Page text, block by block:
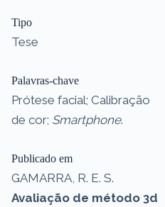
Tipo
Tese
Palavras-chave
Prótese facial; Calibração
de cor; Smartphone.
Publicado em
GAMARRA, R. E. S.
Avaliação de método 3d